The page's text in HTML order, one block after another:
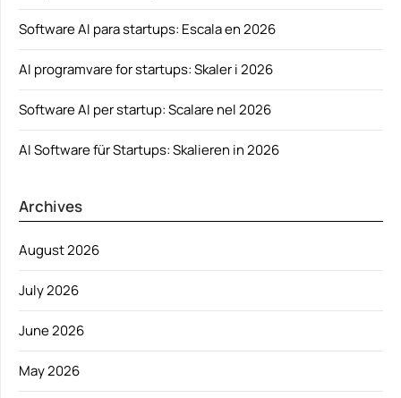
Software AI para startups: Escala en 2026
AI programvare for startups: Skaler i 2026
Software AI per startup: Scalare nel 2026
AI Software für Startups: Skalieren in 2026
Archives
August 2026
July 2026
June 2026
May 2026